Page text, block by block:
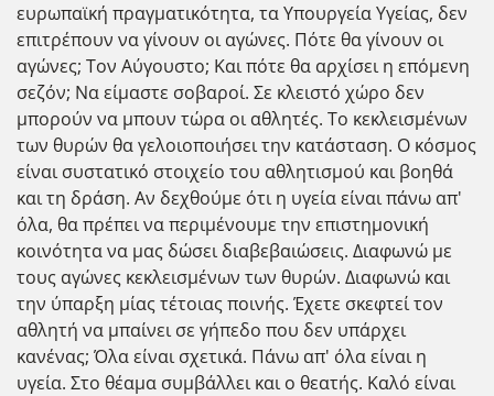
ευρωπαϊκή πραγματικότητα, τα Υπουργεία Υγείας, δεν
επιτρέπουν να γίνουν οι αγώνες. Πότε θα γίνουν οι
αγώνες; Τον Αύγουστο; Και πότε θα αρχίσει η επόμενη
σεζόν; Να είμαστε σοβαροί. Σε κλειστό χώρο δεν
μπορούν να μπουν τώρα οι αθλητές. Το κεκλεισμένων
των θυρών θα γελοιοποιήσει την κατάσταση. Ο κόσμος
είναι συστατικό στοιχείο του αθλητισμού και βοηθά
και τη δράση. Αν δεχθούμε ότι η υγεία είναι πάνω απ'
όλα, θα πρέπει να περιμένουμε την επιστημονική
κοινότητα να μας δώσει διαβεβαιώσεις. Διαφωνώ με
τους αγώνες κεκλεισμένων των θυρών. Διαφωνώ και
την ύπαρξη μίας τέτοιας ποινής. Έχετε σκεφτεί τον
αθλητή να μπαίνει σε γήπεδο που δεν υπάρχει
κανένας; Όλα είναι σχετικά. Πάνω απ' όλα είναι η
υγεία. Στο θέαμα συμβάλλει και ο θεατής. Καλό είναι